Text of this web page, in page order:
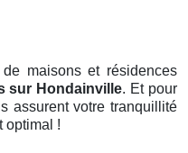
maisons et résidences
sur Hondainville. Et pour
assurent votre tranquillité
optimal !